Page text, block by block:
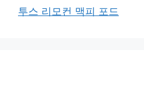
투스 리모컨 맥피 포드